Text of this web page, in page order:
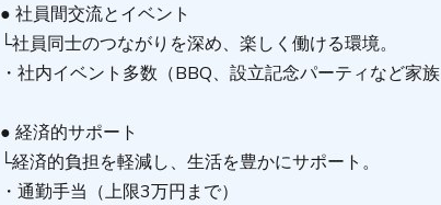
● 社員間交流とイベント
└社員同士のつながりを深め、楽しく働ける環境。
・社内イベント多数（BBQ、設立記念パーティなど家族
● 経済的サポート
└経済的負担を軽減し、生活を豊かにサポート。
・通勤手当（上限3万円まで）